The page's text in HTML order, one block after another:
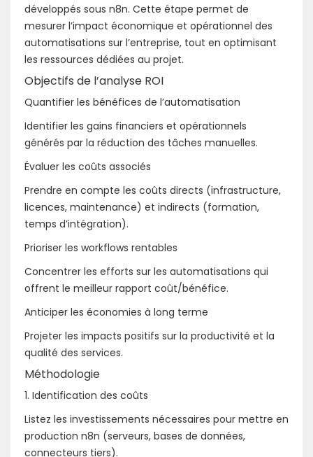
développés sous n8n. Cette étape permet de
mesurer l’impact économique et opérationnel des
automatisations sur l’entreprise, tout en optimisant
les ressources dédiées au projet.
Objectifs de l’analyse ROI
Quantifier les bénéfices de l’automatisation
Identifier les gains financiers et opérationnels
générés par la réduction des tâches manuelles.
Évaluer les coûts associés
Prendre en compte les coûts directs (infrastructure,
licences, maintenance) et indirects (formation,
temps d’intégration).
Prioriser les workflows rentables
Concentrer les efforts sur les automatisations qui
offrent le meilleur rapport coût/bénéfice.
Anticiper les économies à long terme
Projeter les impacts positifs sur la productivité et la
qualité des services.
Méthodologie
1. Identification des coûts
Listez les investissements nécessaires pour mettre en
production n8n (serveurs, bases de données,
connecteurs tiers).